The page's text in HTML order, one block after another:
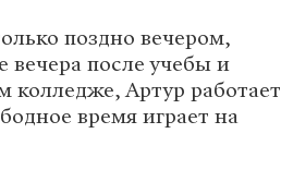
поздно вечером,
вечера после учебы и
колледже, Артур работает
время играет на